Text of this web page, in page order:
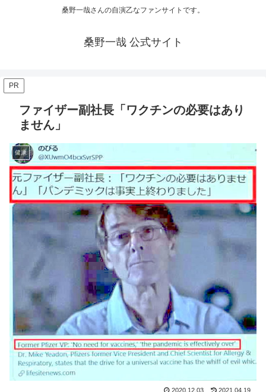
桑野一哉さんの自演乙なファンサイトです。
桑野一哉 公式サイト
PR
ファイザー副社長「ワクチンの必要はあり
ません」
健康
2020.12.03 2021.04.19